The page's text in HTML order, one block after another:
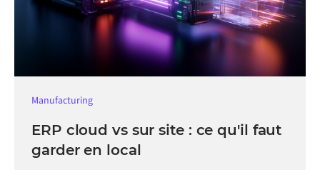
Manufacturing
ERP cloud vs sur site : ce qu'il faut
garder en local